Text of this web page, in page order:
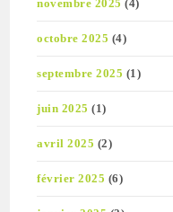
novembre 2025 (4)
octobre 2025 (4)
septembre 2025 (1)
juin 2025 (1)
avril 2025 (2)
février 2025 (6)